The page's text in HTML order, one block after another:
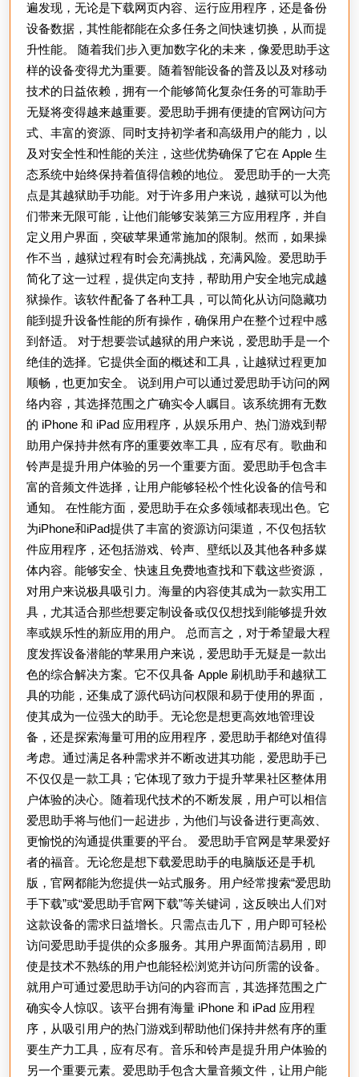
遍发现，无论是下载网页内容、运行应用程序，还是备份
设备数据，其性能都能在众多任务之间快速切换，从而提
升性能。 随着我们步入更加数字化的未来，像爱思助手这
样的设备变得尤为重要。随着智能设备的普及以及对移动
技术的日益依赖，拥有一个能够简化复杂任务的可靠助手
无疑将变得越来越重要。爱思助手拥有便捷的官网访问方
式、丰富的资源、同时支持初学者和高级用户的能力，以
及对安全性和性能的关注，这些优势确保了它在 Apple 生
态系统中始终保持着值得信赖的地位。 爱思助手的一大亮
点是其越狱助手功能。对于许多用户来说，越狱可以为他
们带来无限可能，让他们能够安装第三方应用程序，并自
定义用户界面，突破苹果通常施加的限制。然而，如果操
作不当，越狱过程有时会充满挑战，充满风险。爱思助手
简化了这一过程，提供定向支持，帮助用户安全地完成越
狱操作。该软件配备了各种工具，可以简化从访问隐藏功
能到提升设备性能的所有操作，确保用户在整个过程中感
到舒适。 对于想要尝试越狱的用户来说，爱思助手是一个
绝佳的选择。它提供全面的概述和工具，让越狱过程更加
顺畅，也更加安全。 说到用户可以通过爱思助手访问的网
络内容，其选择范围之广确实令人瞩目。该系统拥有无数
的 iPhone 和 iPad 应用程序，从娱乐用户、热门游戏到帮
助用户保持井然有序的重要效率工具，应有尽有。歌曲和
铃声是提升用户体验的另一个重要方面。爱思助手包含丰
富的音频文件选择，让用户能够轻松个性化设备的信号和
通知。 在性能方面，爱思助手在众多领域都表现出色。它
为iPhone和iPad提供了丰富的资源访问渠道，不仅包括软
件应用程序，还包括游戏、铃声、壁纸以及其他各种多媒
体内容。能够安全、快速且免费地查找和下载这些资源，
对用户来说极具吸引力。海量的内容使其成为一款实用工
具，尤其适合那些想要定制设备或仅仅想找到能够提升效
率或娱乐性的新应用的用户。 总而言之，对于希望最大程
度发挥设备潜能的苹果用户来说，爱思助手无疑是一款出
色的综合解决方案。它不仅具备 Apple 刷机助手和越狱工
具的功能，还集成了源代码访问权限和易于使用的界面，
使其成为一位强大的助手。无论您是想更高效地管理设
备，还是探索海量可用的应用程序，爱思助手都绝对值得
考虑。通过满足各种需求并不断改进其功能，爱思助手已
不仅仅是一款工具；它体现了致力于提升苹果社区整体用
户体验的决心。随着现代技术的不断发展，用户可以相信
爱思助手将与他们一起进步，为他们与设备进行更高效、
更愉悦的沟通提供重要的平台。 爱思助手官网是苹果爱好
者的福音。无论您是想下载爱思助手的电脑版还是手机
版，官网都能为您提供一站式服务。用户经常搜索“爱思助
手下载”或“爱思助手官网下载”等关键词，这反映出人们对
这款设备的需求日益增长。只需点击几下，用户即可轻松
访问爱思助手提供的众多服务。其用户界面简洁易用，即
使是技术不熟练的用户也能轻松浏览并访问所需的设备。
就用户可通过爱思助手访问的内容而言，其选择范围之广
确实令人惊叹。该平台拥有海量 iPhone 和 iPad 应用程
序，从吸引用户的热门游戏到帮助他们保持井然有序的重
要生产力工具，应有尽有。音乐和铃声是提升用户体验的
另一个重要元素。爱思助手包含大量音频文件，让用户能